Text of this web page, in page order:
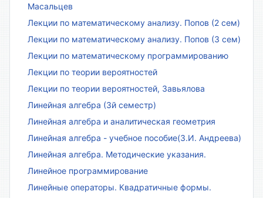
Масальцев
Лекции по математическому анализу. Попов (2 сем)
Лекции по математическому анализу. Попов (3 сем)
Лекции по математическому программированию
Лекции по теории вероятностей
Лекции по теории вероятностей, Завьялова
Линейная алгебра (3й семестр)
Линейная алгебра и аналитическая геометрия
Линейная алгебра - учебное пособие(З.И. Андреева)
Линейная алгебра. Методические указания.
Линейное программирование
Линейные операторы. Квадратичные формы.